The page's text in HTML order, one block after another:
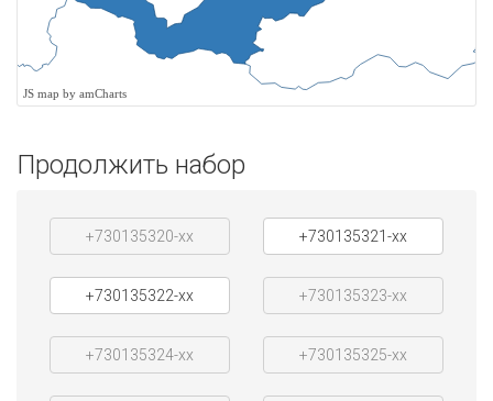
JS map by amCharts
Продолжить набор
+730135320-xx +730135321-xx
+730135322-xx +730135323-xx
+730135324-xx +730135325-xx